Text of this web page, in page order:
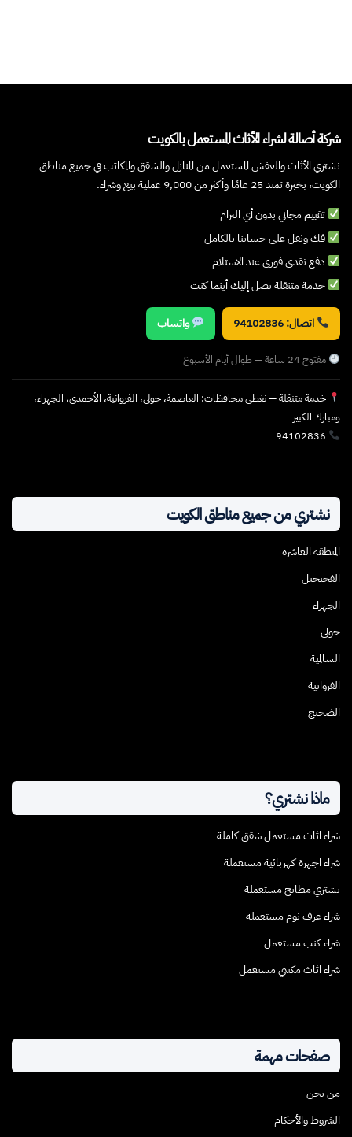
شركة أصالة لشراء الأثاث المستعمل بالكويت
نشتري الأثاث والعفش المستعمل من المنازل والشقق والمكاتب في جميع مناطق
الكويت، بخبرة تمتد 25 عامًا وأكثر من 9,000 عملية بيع وشراء.
تقييم مجاني بدون أي التزام
فك ونقل على حسابنا بالكامل
دفع نقدي فوري عند الاستلام
خدمة متنقلة تصل إليك أينما كنت
اتصال: 94102836 واتساب
مفتوح 24 ساعة — طوال أيام الأسبوع
خدمة متنقلة — نغطي محافظات: العاصمة، حولي، الفروانية، الأحمدي، الجهراء،
ومبارك الكبير
94102836
نشتري من جميع مناطق الكويت
المنطقه العاشره
الفحيحيل
الجهراء
حولي
السالمية
الفروانية
الضجيج
ماذا نشتري؟
شراء اثاث مستعمل شقق كاملة
شراء اجهزة كهربائية مستعملة
نشتري مطابخ مستعملة
شراء غرف نوم مستعملة
شراء كنب مستعمل
شراء اثاث مكتبي مستعمل
صفحات مهمة
من نحن
الشروط والأحكام